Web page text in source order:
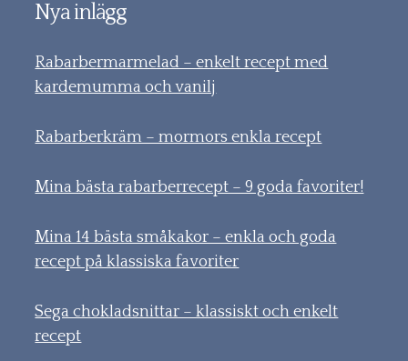
Nya inlägg
Rabarbermarmelad – enkelt recept med
kardemumma och vanilj
Rabarberkräm – mormors enkla recept
Mina bästa rabarberrecept – 9 goda favoriter!
Mina 14 bästa småkakor – enkla och goda
recept på klassiska favoriter
Sega chokladsnittar – klassiskt och enkelt
recept